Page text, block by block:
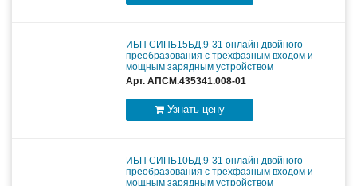
ИБП СИПБ15БД.9-31 онлайн двойного
преобразования с трехфазным входом и
мощным зарядным устройством
Арт. АПСМ.435341.008-01
Узнать цену
ИБП СИПБ10БД.9-31 онлайн двойного
преобразования с трехфазным входом и
мощным зарядным устройством